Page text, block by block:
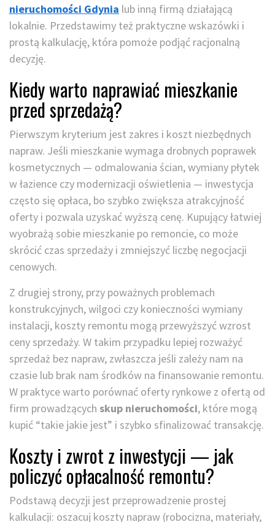
nieruchomości Gdynia lub inną firmą działającą
lokalnie. Przedstawimy też praktyczne wskazówki i
prostą kalkulację, która pomoże podjąć racjonalną
decyzję.
Kiedy warto naprawiać mieszkanie
przed sprzedażą?
Pierwszym kryterium jest zakres i koszt niezbędnych
napraw. Jeśli mieszkanie wymaga drobnych poprawek
kosmetycznych — odmalowania ścian, wymiany płytek
w łazience czy modernizacji oświetlenia — inwestycja
często się opłaca, bo szybko zwiększa atrakcyjność
oferty i pozwala uzyskać wyższą cenę. Kupujący łatwiej
wyobrażą sobie mieszkanie po remoncie, co może
skrócić czas sprzedaży i zmniejszyć liczbę negocjacji
cenowych.
Z drugiej strony, przy poważnych problemach
konstrukcyjnych, wilgoci czy konieczności wymiany
instalacji, koszty remontu mogą przewyższyć wzrost
ceny sprzedaży. W takim przypadku lepiej rozważyć
sprzedaż bez napraw, zwłaszcza jeśli zależy nam na
czasie lub brak nam środków na finansowanie remontu.
W praktyce warto porównać oferty rynkowe z ofertą od
firm prowadzących skup nieruchomości, które mogą
kupić “takie jakie jest” i szybko sfinalizować transakcję.
Koszty i zwrot z inwestycji — jak
policzyć opłacalność remontu?
Podstawą decyzji jest przeprowadzenie prostej
kalkulacji: oszacuj koszty napraw (robocizna, materiały,